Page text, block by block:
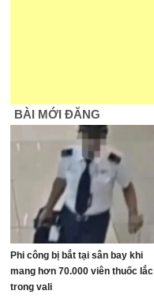
BÀI MỚI ĐĂNG
Phi công bị bắt tại sân bay khi
mang hơn 70.000 viên thuốc lắc
trong vali